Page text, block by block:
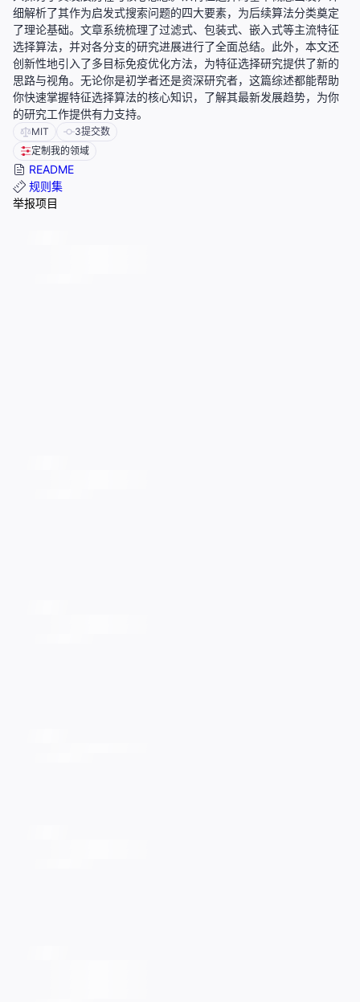
细解析了其作为启发式搜索问题的四大要素，为后续算法分类奠定
了理论基础。文章系统梳理了过滤式、包装式、嵌入式等主流特征
选择算法，并对各分支的研究进展进行了全面总结。此外，本文还
创新性地引入了多目标免疫优化方法，为特征选择研究提供了新的
思路与视角。无论你是初学者还是资深研究者，这篇综述都能帮助
你快速掌握特征选择算法的核心知识，了解其最新发展趋势，为你
的研究工作提供有力支持。
MIT 3提交数
定制我的领域
README
规则集
举报项目